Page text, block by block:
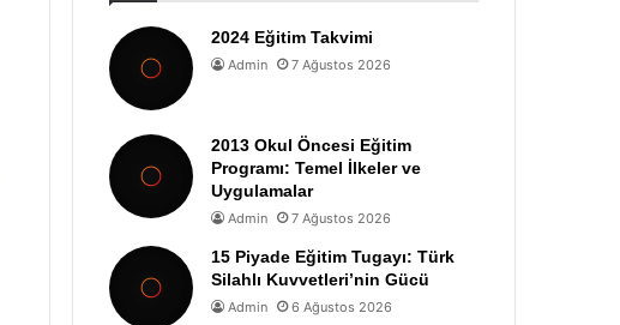
2024 Eğitim Takvimi
Admin 7 Ağustos 2026
2013 Okul Öncesi Eğitim
Programı: Temel İlkeler ve
Uygulamalar
Admin 7 Ağustos 2026
15 Piyade Eğitim Tugayı: Türk
Silahlı Kuvvetleri’nin Gücü
Admin 6 Ağustos 2026